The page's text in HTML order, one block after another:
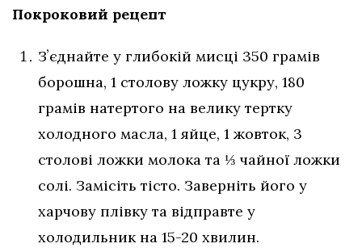
Покроковий рецепт
Зʼєднайте у глибокій мисці 350 грамів
борошна, 1 столову ложку цукру, 180
грамів натертого на велику тертку
холодного масла, 1 яйце, 1 жовток, 3
столові ложки молока та ⅓ чайної ложки
солі. Замісіть тісто. Заверніть його у
харчову плівку та відправте у
холодильник на 15-20 хвилин.